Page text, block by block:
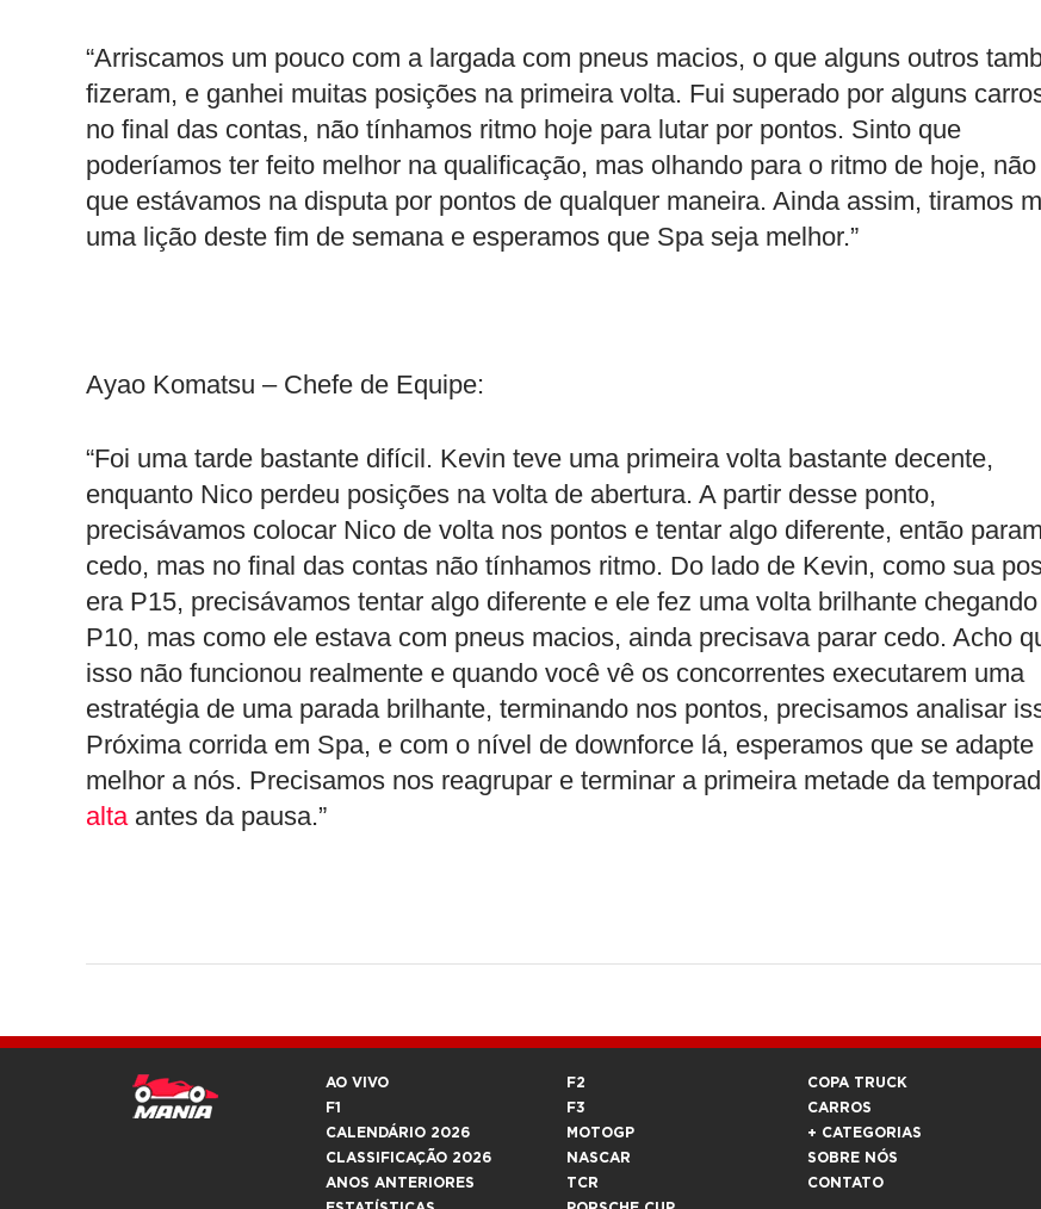
“Arriscamos um pouco com a largada com pneus macios, o que alguns outros
fizeram, e ganhei muitas posições na primeira volta. Fui superado por alguns
no final das contas, não tínhamos ritmo hoje para lutar por pontos. Sinto que
poderíamos ter feito melhor na qualificação, mas olhando para o ritmo de hoje,
que estávamos na disputa por pontos de qualquer maneira. Ainda assim, tiramos
uma lição deste fim de semana e esperamos que Spa seja melhor.”
Ayao Komatsu – Chefe de Equipe:
“Foi uma tarde bastante difícil. Kevin teve uma primeira volta bastante decente,
enquanto Nico perdeu posições na volta de abertura. A partir desse ponto,
precisávamos colocar Nico de volta nos pontos e tentar algo diferente, então
cedo, mas no final das contas não tínhamos ritmo. Do lado de Kevin, como sua
era P15, precisávamos tentar algo diferente e ele fez uma volta brilhante
P10, mas como ele estava com pneus macios, ainda precisava parar cedo. Acho
isso não funcionou realmente e quando você vê os concorrentes executarem uma
estratégia de uma parada brilhante, terminando nos pontos, precisamos analisar
Próxima corrida em Spa, e com o nível de downforce lá, esperamos que se adapte
melhor a nós. Precisamos nos reagrupar e terminar a primeira metade da
altaantes da pausa.”
AO VIVO
F1
CALENDÁRIO 2026
CLASSIFICAÇÃO 2026
ANOS ANTERIORES
F2
F3
MOTOGP
NASCAR
TCR
COPA TRUCK
CARROS
+ CATEGORIAS
SOBRE NÓS
CONTATO